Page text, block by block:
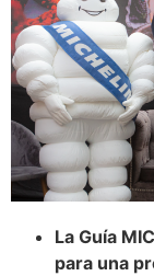
La Guía
para una